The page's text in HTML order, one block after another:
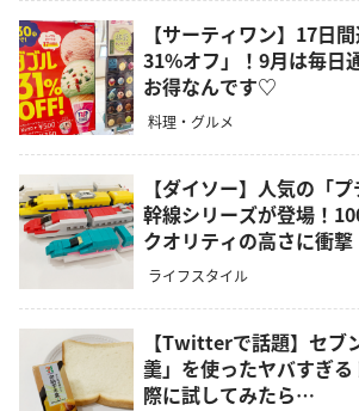
【サーティワン】17日
31%オフ」！9月は毎日
お得なんです♡
料理・グルメ
【ダイソー】人気の「
幹線シリーズが登場！
クオリティの高さに衝撃
ライフスタイル
【Twitterで話題】セブ
羹」を使ったヤバすぎ
際に試してみたら…